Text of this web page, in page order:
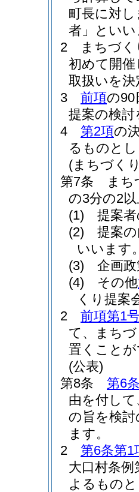
町長に対
者」とい
2
まちづ
初めて開
取扱いを
3
前項の90
提案の検
4
第2項の
るものと
(まちづく
第7条
まち
の3分の2
(1)
提案
(2)
提案
いいます
(3)
企画
(4)
その他
くり提案
2
前項第1
て、まち
置くこと
(公表)
第8条
第6
由を付して
の旨を検
ます。
2
第6条第1
大口村条例
よるもの